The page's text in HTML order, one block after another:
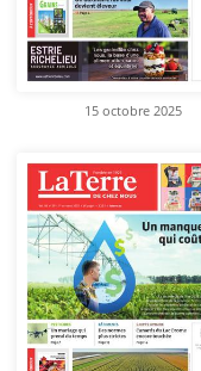
15 octobre 2025